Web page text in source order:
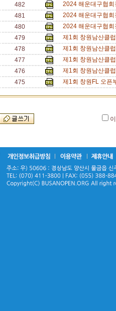
482
2024 해운대구협
481
2024 해운대구협
480
2024 해운대구협
479
제1회 창원남산클
478
제1회 창원남산클
477
제1회 창원남산클
476
제1회 창원남산클
475
제1회 창원FL 오픈